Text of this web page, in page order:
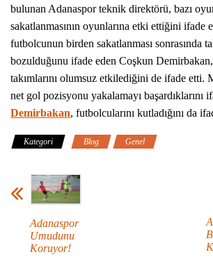
bulunan Adanaspor teknik direktörü, bazı
sakatlanmasının oyunlarına etki ettiğini ifade
futbolcunun birden sakatlanması sonrasında
bozulduğunu ifade eden Coşkun
takımlarını olumsuz etkilediğini de ifade etti.
net gol pozisyonu yakalamayı başardıklarını
Demirbakan, futbolcularını kutladığını da
Kategori Blog Genel
Adanaspor
Umudunu
Koruyor!